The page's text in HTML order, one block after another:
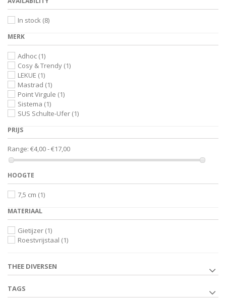
In stock (8)
MERK
Adhoc (1)
Cosy & Trendy (1)
LEKUE (1)
Mastrad (1)
Point Virgule (1)
Sistema (1)
SUS Schulte-Ufer (1)
PRIJS
Range: €4,00 - €17,00
HOOGTE
7,5 cm (1)
MATERIAAL
Gietijzer (1)
Roestvrijstaal (1)
THEE DIVERSEN
TAGS